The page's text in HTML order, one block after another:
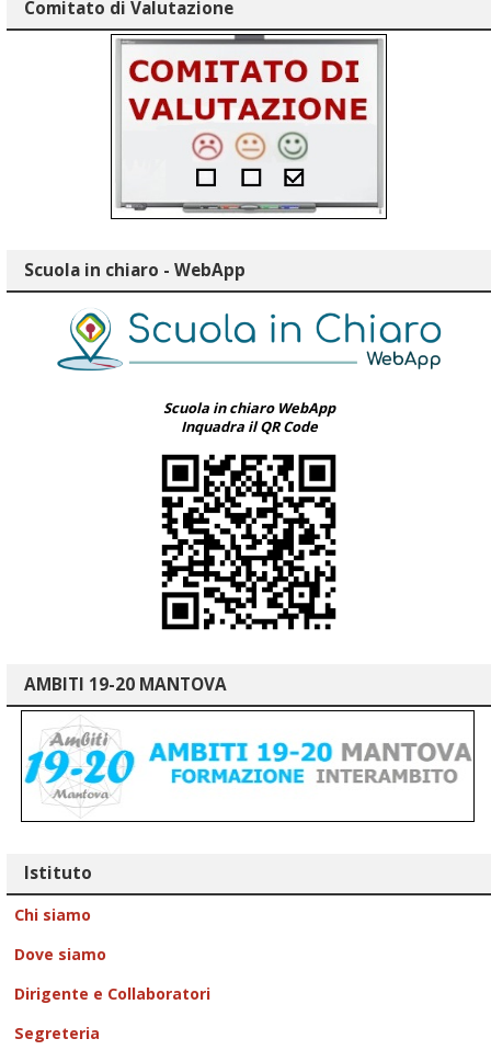
Comitato di Valutazione
Scuola in chiaro - WebApp
Scuola in chiaro WebApp
Inquadra il QR Code
AMBITI 19-20 MANTOVA
Istituto
Chi siamo
Dove siamo
Dirigente e Collaboratori
Segreteria